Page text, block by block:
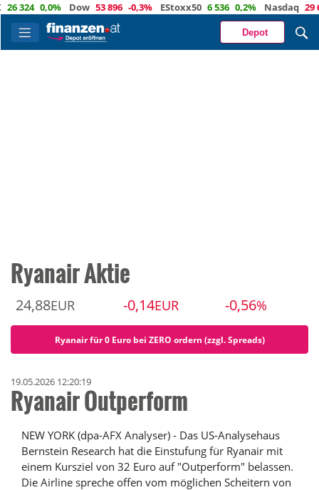
0,0% Dow 53 896 -0,3% EStoxx50 6 536 0,2% Nasdaq 29 667
Depot
Ryanair Aktie
24,88EUR -0,14EUR -0,56%
Ryanair für 0 Euro bei ZERO ordern (zzgl. Spreads)
19.05.2026 12:20:19
Ryanair Outperform
NEW YORK (dpa-AFX Analyser) - Das US-Analysehaus
Bernstein Research hat die Einstufung für Ryanair mit
einem Kursziel von 32 Euro auf "Outperform" belassen.
Die Airline spreche offen vom möglichen Scheitern von